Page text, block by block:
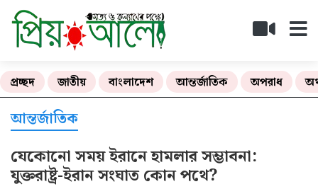
প্রচ্ছদ জাতীয় বাংলাদেশ আন্তর্জাতিক অপরাধ
আন্তর্জাতিক
যেকোনো সময় ইরানে হামলার সম্ভাবনা:
যুক্তরাষ্ট্র-ইরান সংঘাত কোন পথে?